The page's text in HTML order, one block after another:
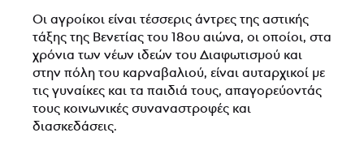
Οι αγροίκοι είναι τέσσερις άντρες της αστικής
τάξης της Βενετίας του 18ου αιώνα, οι οποίοι, στα
χρόνια των νέων ιδεών του Διαφωτισμού και
στην πόλη του καρναβαλιού, είναι αυταρχικοί με
τις γυναίκες και τα παιδιά τους, απαγορεύοντάς
τους κοινωνικές συναναστροφές και
διασκεδάσεις.